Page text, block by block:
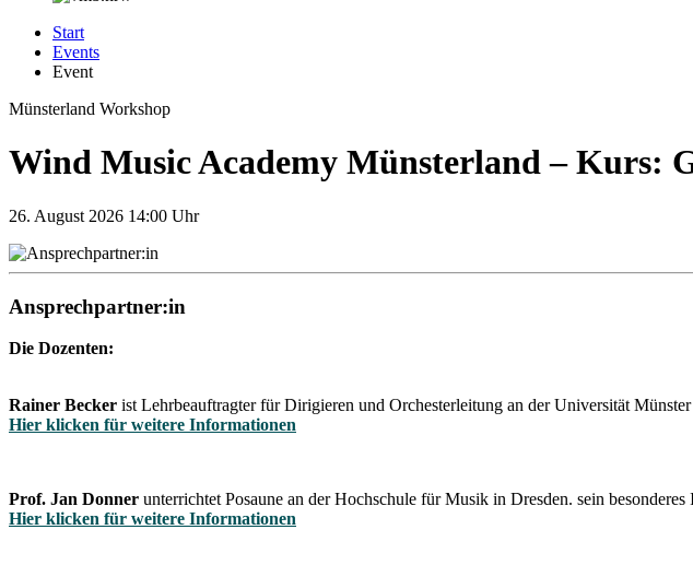
Start
Events
Event
Münsterland Workshop
Wind Music Academy Münsterland – Kurs:
26. August 2026 14:00 Uhr
Ansprechpartner:in
Die Dozenten:
Rainer Becker ist Lehrbeauftragter für Dirigieren und Orchesterleitung an der Universität
Hier klicken für weitere Informationen
Prof. Jan Donner unterrichtet Posaune an der Hochschule für Musik in Dresden. sein
Hier klicken für weitere Informationen